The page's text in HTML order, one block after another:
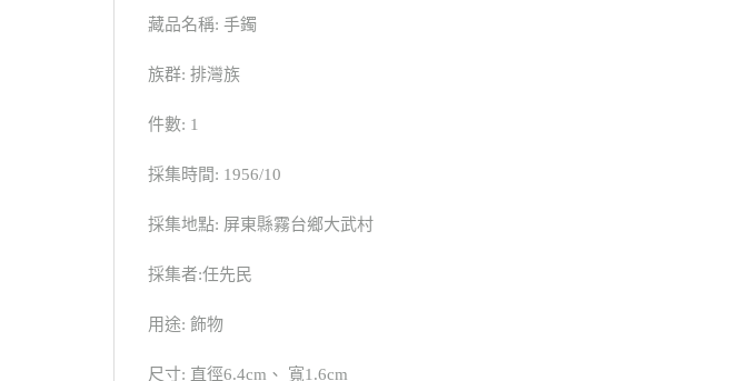
藏品名稱: 手鐲
族群: 排灣族
件數: 1
採集時間: 1956/10
採集地點: 屏東縣霧台鄉大武村
採集者:任先民
用途: 飾物
尺寸: 直徑6.4cm、 寬1.6cm